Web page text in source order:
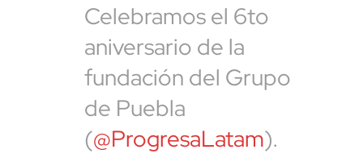
Celebramos el 6to
aniversario de la
fundación del Grupo
de Puebla
(@ProgresaLatam).